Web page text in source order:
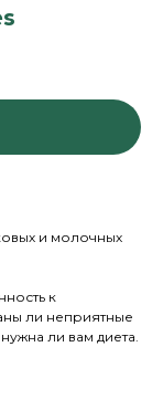
и молочных
к
ли неприятные
ли вам диета.